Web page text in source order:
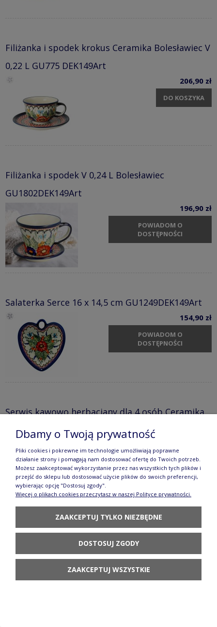
Filiżanka i spodek krokus Ceramika Bolesławiec V
0,22 L GU775 DEK149Art
206,90 zł
DO KOSZYKA
Filiżanka i spodek V 0,24 L Bolesławiec
GU1802DEK149Art
196,90 zł
POWIADOM O
DOSTĘPNOŚCI
Salaterka Serce 16 x 14,5 cm GU1249DEK149Art
154,90 zł
POWIADOM O
DOSTĘPNOŚCI
Serwis kawowo herbaciany dla 4 osób Ceramika
Bolesławiec DEK149Art
POWIADOM O
DOSTĘPNOŚCI
Solniczka 18,4 x 10,4 cm Bolesławiec
342,90 zł
POWIADOM O
DOSTĘPNOŚCI
Dbamy o Twoją prywatność
Pliki cookies i pokrewne im technologie umożliwiają poprawne
działanie strony i pomagają nam dostosować ofertę do Twoich potrzeb.
Możesz zaakceptować wykorzystanie przez nas wszystkich tych plików i
przejść do sklepu lub dostosować użycie plików do swoich preferencji,
wybierając opcję "Dostosuj zgody".
Więcej o plikach cookies przeczytasz w naszej Polityce prywatności.
ZAAKCEPTUJ TYLKO NIEZBĘDNE
DOSTOSUJ ZGODY
ZAAKCEPTUJ WSZYSTKIE